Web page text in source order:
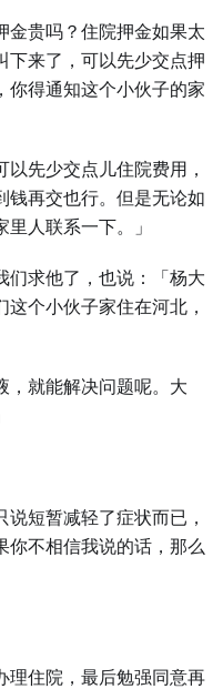
金贵吗？住院押金如果太
下来了，可以先少交点押
你得通知这个小伙子的家
先少交点儿住院费用，
钱再交也行。但是无论如
人联系一下。」
们求他了，也说：「杨大
个小伙子家住在河北，
，就能解决问题呢。大
短暂减轻了症状而已，
你不相信我说的话，那么
理住院，最后勉强同意再